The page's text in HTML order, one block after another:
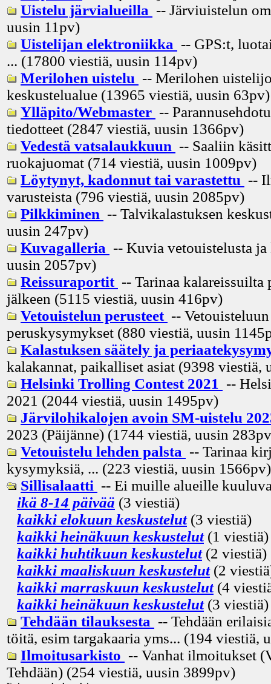
Uistelu järvialueilla -- Järviuistelun
uusin 11pv)
Uistelijan elektroniikka -- GPS:t,
... (17800 viestiä, uusin 114pv)
Merilohen uistelu -- Merilohen
keskustelualue (13965 viestiä, uusin 63pv)
Ylläpito/Webmaster --
tiedotteet (2847 viestiä, uusin 1366pv)
Vedestä vatsalaukkuun -- Saaliin
ruokajuomat (714 viestiä, uusin 1009pv)
Löytynyt, kadonnut tai varastettu --
varusteista (796 viestiä, uusin 2085pv)
Pilkkiminen -- Talvikalastuksen
uusin 247pv)
Kuvagalleria -- Kuvia vetouistelusta
uusin 2057pv)
Reissuraportit -- Tarinaa kalareissuilta
jälkeen (5115 viestiä, uusin 416pv)
Vetouistelun perusteet --
peruskysymykset (880 viestiä, uusin
Kalastuksen säätely ja
kalakannat, paikalliset asiat (9398 viestiä,
Helsinki Trolling Contest 2021 --
2021 (2044 viestiä, uusin 1495pv)
Järvilohikalojen avoin SM-uistelu
2023 (Päijänne) (1744 viestiä, uusin 283pv
Vetouistelu lehden palsta -- Tarinaa
kysymyksiä, ... (223 viestiä, uusin 1566pv)
Sillisalaatti -- Ei muille alueille
ikä 8-14 päivää (3 viestiä)
kaikki elokuun keskustelut(3 viestiä)
kaikki heinäkuun keskustelut(1 viestiä)
kaikki huhtikuun keskustelut(2 viestiä)
kaikki maaliskuun keskustelut(2
kaikki marraskuun keskustelut(4
kaikki heinäkuun keskustelut(3 viestiä)
Tehdään tilauksesta -- Tehdään
töitä, esim targakaaria yms... (194 viestiä,
Ilmoitusarkisto -- Vanhat ilmoitukset
Tehdään) (254 viestiä, uusin 3899pv)